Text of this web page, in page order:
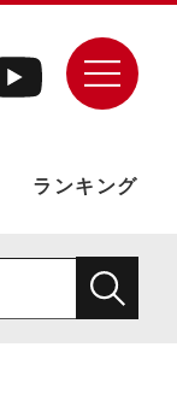
ランキング